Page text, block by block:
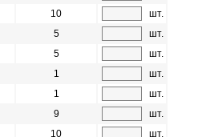
10
шт.
5
шт.
5
шт.
1
шт.
1
шт.
9
шт.
10 шт.